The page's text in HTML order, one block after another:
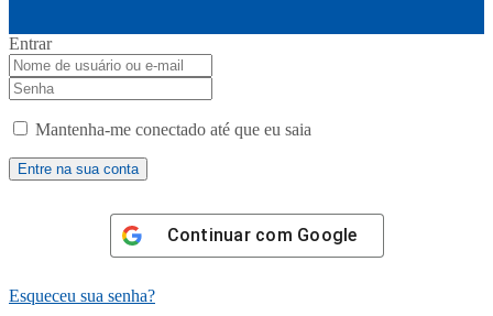
Entrar
Mantenha-me conectado até que eu saia
Continuar com Google
Esqueceu sua senha?